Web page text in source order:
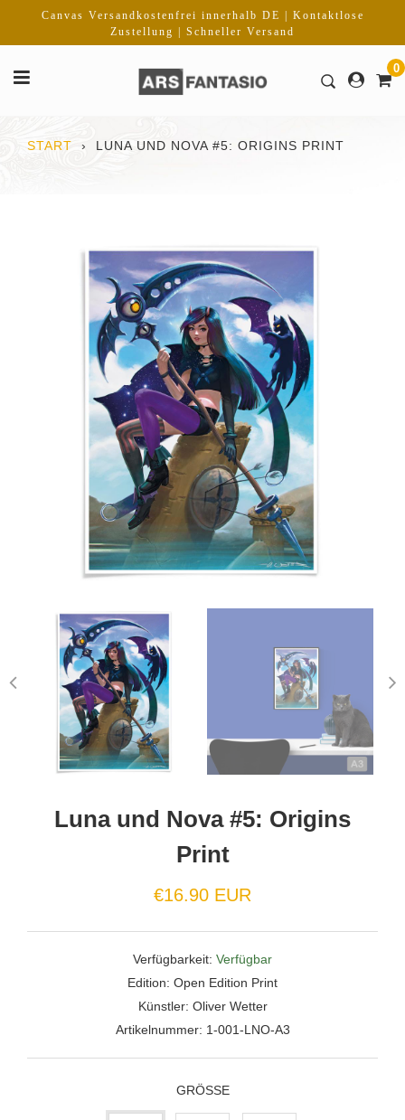
Inhalt
Canvas Versandkostenfrei innerhalb DE | Kontaktlose
Zustellung | Schneller Versand
0
START › LUNA UND NOVA #5: ORIGINS PRINT
Luna und Nova #5: Origins
Print
€16.90 EUR
Verfügbarkeit: Verfügbar
Edition: Open Edition Print
Künstler: Oliver Wetter
Artikelnummer: 1-001-LNO-A3
GRÖSSE